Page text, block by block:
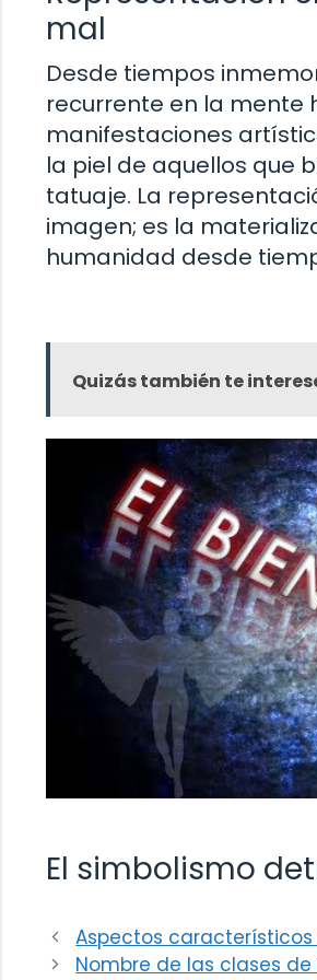
mal
Desde tiempos
recurrente en la mente
manifestaciones
la piel de aquellos que
tatuaje. La
imagen; es la
humanidad desde
Quizás también te
El simbolismo
Aspectos
Nombre de las clases de